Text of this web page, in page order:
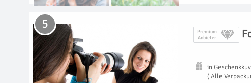
Premium
Anbieter
5
in
( Alle